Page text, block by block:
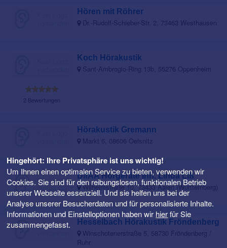
Hören mit Röhrer
Dr.-Rudolf-Schieber-Str. 2, 73463 Westhausen
2 Bewertungen
Koch Hörakustik
Sant-Ambrogio-Ring 13b, 55276 Oppenheim
Hörakustik Gremann
Markt 6, 08606 Oelsnitz
DIfAA Hörgeräte Inh. Linda Liß
Wilhelmstraße 10, 73433 Aalen (Württemberg)
Hesselbach Hörakustik Fröndenberg
Winschotenerstraße 5, 58730 Fröndenberg /
Ruhr
Hingehört: Ihre Privatsphäre ist uns wichtig!
Um Ihnen einen optimalen Service zu bieten, verwenden wir
Cookies. Sie sind für den reibungslosen, funktionalen Betrieb
unserer Webseite essenziell. Und sie helfen uns bei der
Analyse unserer Besucherdaten und für personalisierte Inhalte.
Informationen und Einstelloptionen haben wir hierfür Sie
zusammengefasst.